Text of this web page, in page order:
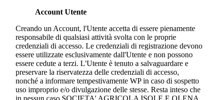
Account Utente
Creando un Account, l'Utente accetta di essere pienamente
responsabile di qualsiasi attività svolta con le proprie
credenziali di accesso. Le credenziali di registrazione devono
essere utilizzate esclusivamente dall'Utente e non possono
essere cedute a terzi. L'Utente è tenuto a salvaguardare e
preservare la riservatezza delle credenziali di accesso,
nonché a informare tempestivamente WP in caso di sospetto
uso improprio e/o divulgazione delle stesse. Resta inteso che